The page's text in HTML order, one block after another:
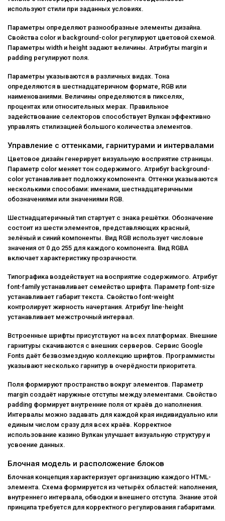
используют стили при заданных условиях.
Параметры определяют разнообразные элементы дизайна.
Свойства color и background-color регулируют цветовой схемой.
Параметры width и height задают величины. Атрибуты margin и
padding регулируют поля.
Параметры указываются в различных видах. Тона
определяются в шестнадцатеричном формате, RGB или
наименованиями. Величины определяются в пикселях,
процентах или относительных мерах. Правильное
задействование селекторов способствует Вулкан эффективно
управлять стилизацией большого количества элементов.
Управление с оттенками, гарнитурами и интервалами
Цветовое дизайн генерирует визуальную восприятие страницы.
Параметр color меняет тон содержимого. Атрибут background-
color устанавливает подложку компонента. Оттенки указываются
несколькими способами: именами, шестнадцатеричными
обозначениями или значениями RGB.
Шестнадцатеричный тип стартует с знака решётки. Обозначение
состоит из шести элементов, представляющих красный,
зелёный и синий компоненты. Вид RGB использует числовые
значения от 0 до 255 для каждого компонента. Вид RGBA
включает характеристику прозрачности.
Типографика воздействует на восприятие содержимого. Атрибут
font-family устанавливает семейство шрифта. Параметр font-size
устанавливает габарит текста. Свойство font-weight
контролирует жирность начертания. Атрибут line-height
устанавливает межстрочный интервал.
Встроенные шрифты присутствуют на всех платформах. Внешние
гарнитуры скачиваются с внешних серверов. Сервис Google
Fonts даёт безвозмездную коллекцию шрифтов. Программисты
указывают несколько гарнитур в очерёдности приоритета.
Поля формируют пространство вокруг элементов. Параметр
margin создаёт наружные отступы между элементами. Свойство
padding формирует внутренние поля от краёв до наполнения.
Интервалы можно задавать для каждой края индивидуально или
единым числом сразу для всех краёв. Корректное
использование казино Вулкан улучшает визуальную структуру и
усвоение данных.
Блочная модель и расположение блоков
Блочная концепция характеризует организацию каждого HTML-
элемента. Схема формируется из четырёх областей: наполнения,
внутреннего интервала, обводки и внешнего отступа. Знание этой
принципа требуется для корректного регулирования габаритами.